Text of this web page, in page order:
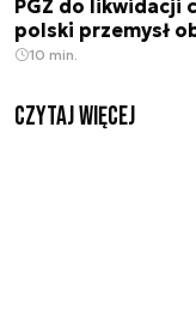
PGZ do likwidacji
polski przemysł
10 min.
czytaj więcej